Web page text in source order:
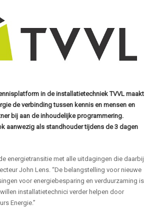
in de installatietechniek TVVL maakt
de verbinding tussen kennis en mensen en
bij aan de inhoudelijke programmering.
aanwezig als standhouder tijdens de 3 dagen
energietransitie met alle uitdagingen die daarbij
John Lens. “De belangstelling voor nieuwe
voor energiebesparing en verduurzaming is
installatietechnici verder helpen door
Energie.”